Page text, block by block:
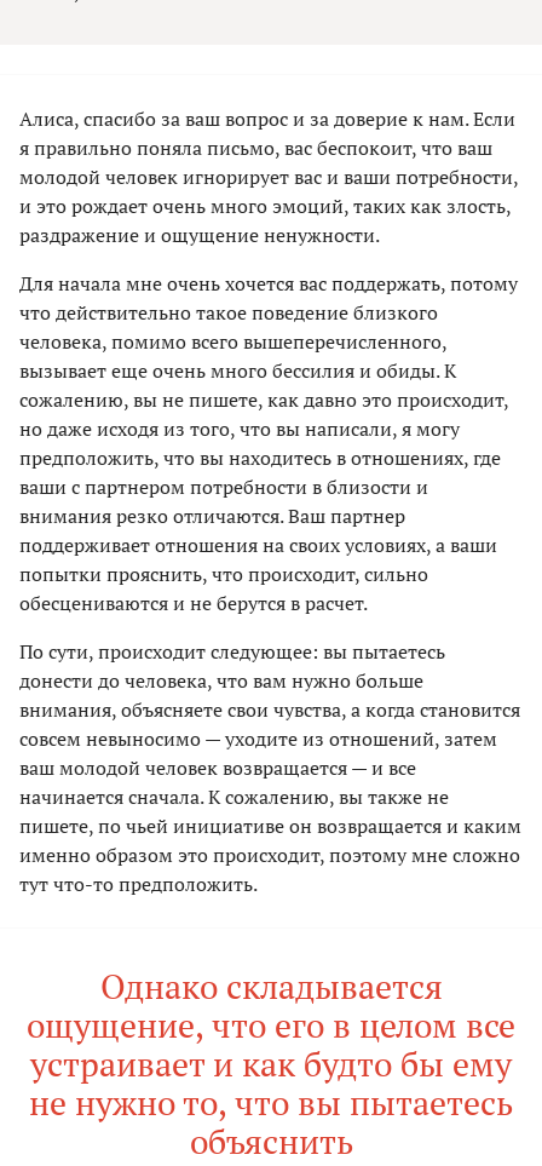
Алиса, спасибо за ваш вопрос и за доверие к нам. Если
я правильно поняла письмо, вас беспокоит, что ваш
молодой человек игнорирует вас и ваши потребности,
и это рождает очень много эмоций, таких как злость,
раздражение и ощущение ненужности.
Для начала мне очень хочется вас поддержать, потому
что действительно такое поведение близкого
человека, помимо всего вышеперечисленного,
вызывает еще очень много бессилия и обиды. К
сожалению, вы не пишете, как давно это происходит,
но даже исходя из того, что вы написали, я могу
предположить, что вы находитесь в отношениях, где
ваши с партнером потребности в близости и
внимания резко отличаются. Ваш партнер
поддерживает отношения на своих условиях, а ваши
попытки прояснить, что происходит, сильно
обесцениваются и не берутся в расчет.
По сути, происходит следующее: вы пытаетесь
донести до человека, что вам нужно больше
внимания, объясняете свои чувства, а когда становится
совсем невыносимо — уходите из отношений, затем
ваш молодой человек возвращается — и все
начинается сначала. К сожалению, вы также не
пишете, по чьей инициативе он возвращается и каким
именно образом это происходит, поэтому мне сложно
тут что-то предположить.
Однако складывается
ощущение, что его в целом все
устраивает и как будто бы ему
не нужно то, что вы пытаетесь
объяснить